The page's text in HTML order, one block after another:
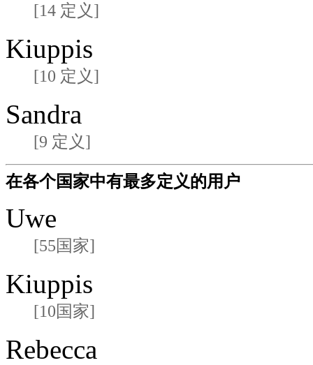
[14 定义]
Kiuppis
[10 定义]
Sandra
[9 定义]
在各个国家中有最多定义的用户
Uwe
[55国家]
Kiuppis
[10国家]
Rebecca